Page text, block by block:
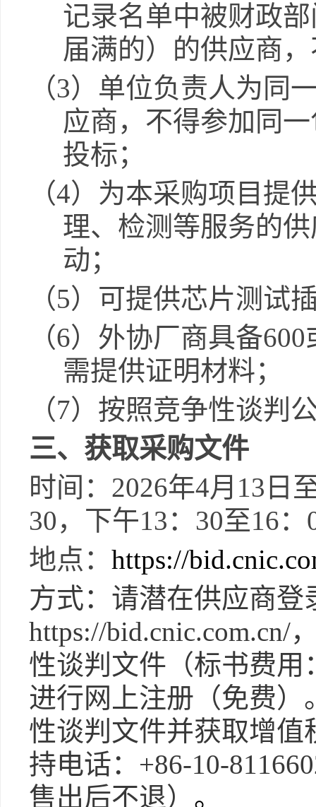
记录名单中被财政
届满的）的供应商
（3）单位负责人为同
应商，不得参加同
投标；
（4）为本采购项目提
理、检测等服务的
动；
（5）可提供芯片测试
（6）外协厂商具备600
需提供证明材料；
（7）按照竞争性谈判
三、获取采购文件
时间： 2026年4月 13 日
30，下午13 ： 30至16：
地点： https://
方式：请潜在供应商
https://bid.cnic.com.cn/
性谈判文件（标书费用
进行网上注册（免费
性谈判文件并获取增
持电话： +86-10-
售出后不退） 。